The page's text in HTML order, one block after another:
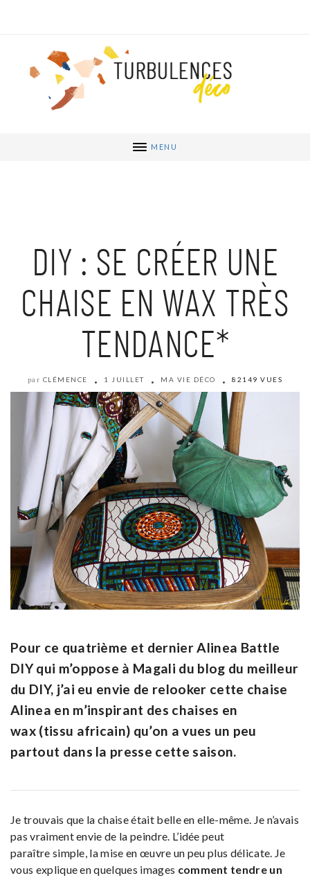
MENU
DIY : SE CRÉER UNE
CHAISE EN WAX TRÈS
TENDANCE*
par CLÉMENCE 1 JUILLET MA VIE DÉCO 82149 VUES
Pour ce quatrième et dernier Alinea Battle
DIYqui m’oppose à Magali du blog du meilleur
du DIY, j’ai eu envie de relooker cette chaise
Alinea en m’inspirant des chaises en
wax (tissu africain) qu’on a vues un peu
partout dans la presse cette saison.
Je trouvais que la chaise était belle en elle-même. Je n’avais
pas vraiment envie de la peindre. L’idée peut
paraître simple, la mise en œuvre un peu plus délicate. Je
vous explique en quelques images comment tendre un